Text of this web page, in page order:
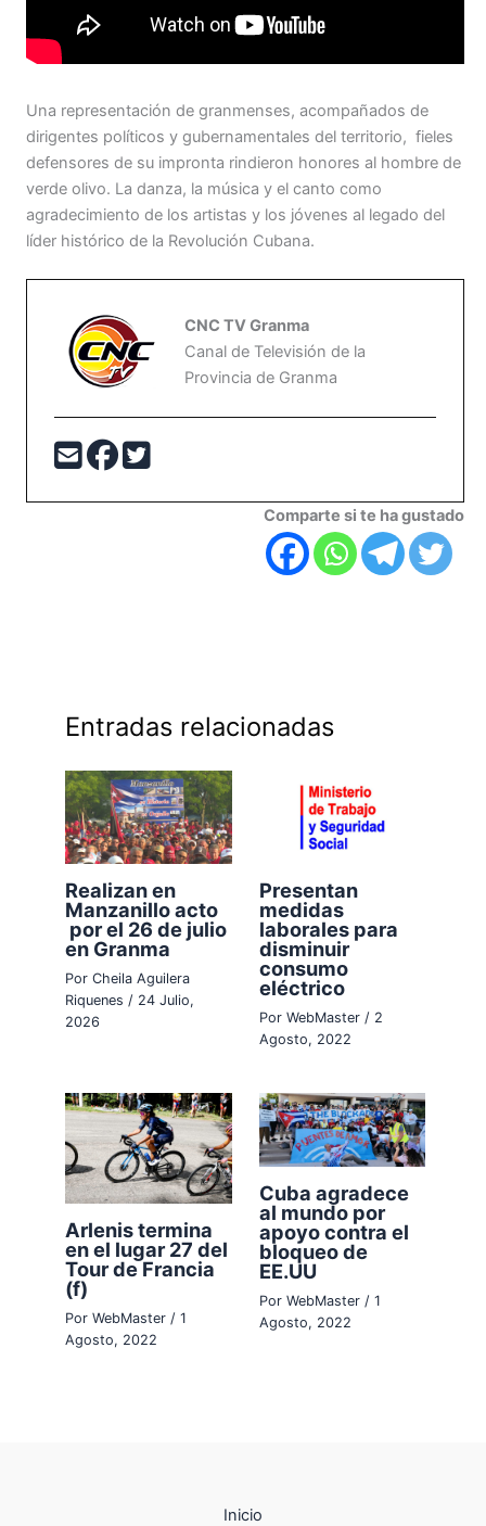
Una representación de granmenses, acompañados de
dirigentes políticos y gubernamentales del territorio, fieles
defensores de su impronta rindieron honores al hombre de
verde olivo. La danza, la música y el canto como
agradecimiento de los artistas y los jóvenes al legado del
líder histórico de la Revolución Cubana.
CNC TV Granma
Canal de Televisión de la
Provincia de Granma
Comparte si te ha gustado
Entradas relacionadas
Realizan en
Manzanillo acto
por el 26 de julio
en Granma
PorCheila Aguilera
Riquenes / 24 Julio,
2026
Presentan
medidas
laborales para
disminuir
consumo
eléctrico
Por WebMaster / 2
Agosto, 2022
Arlenis termina
en el lugar 27 del
Tour de Francia
(f)
PorWebMaster /1
Agosto, 2022
Cuba agradece
al mundo por
apoyo contra el
bloqueo de
EE.UU
Por WebMaster / 1
Agosto, 2022
Inicio